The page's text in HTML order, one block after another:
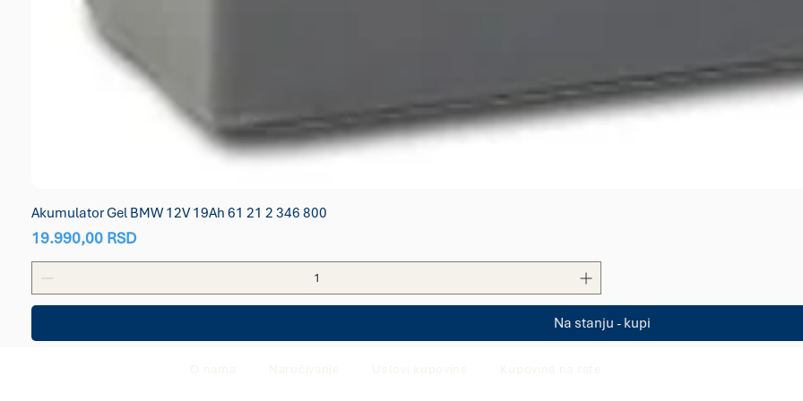
Akumulator Gel BMW 12V 19Ah 61 21 2 346 800
Price
19.990,00 RSD
Na stanju - kupi